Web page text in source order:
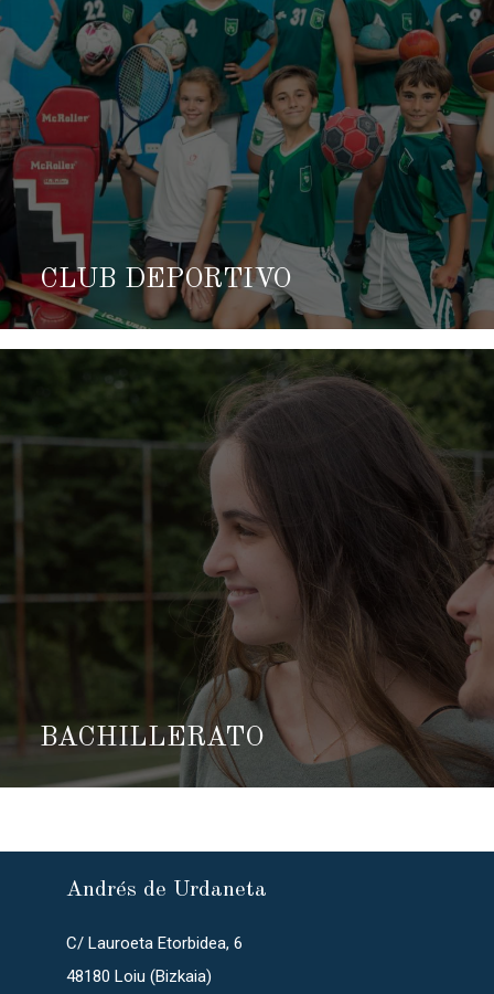
CLUB DEPORTIVO
BACHILLERATO
Andrés de Urdaneta
C/ Lauroeta Etorbidea, 6
48180 Loiu (Bizkaia)